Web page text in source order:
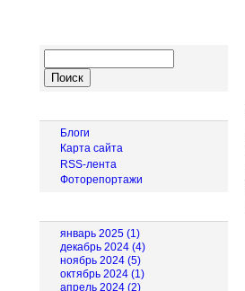
Блоги
Карта сайта
RSS-лента
Фоторепортажи
январь 2025 (1)
декабрь 2024 (4)
ноябрь 2024 (5)
октябрь 2024 (1)
апрель 2024 (2)